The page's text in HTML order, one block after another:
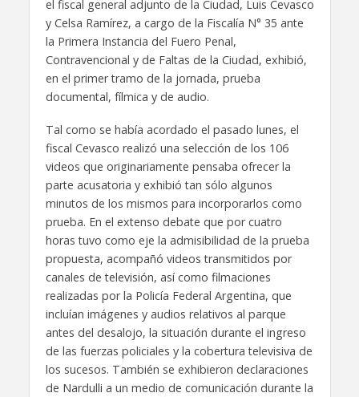
el fiscal general adjunto de la Ciudad, Luis Cevasco
y Celsa Ramírez, a cargo de la Fiscalía N° 35 ante
la Primera Instancia del Fuero Penal,
Contravencional y de Faltas de la Ciudad, exhibió,
en el primer tramo de la jornada, prueba
documental, fílmica y de audio.
Tal como se había acordado el pasado lunes, el
fiscal Cevasco realizó una selección de los 106
videos que originariamente pensaba ofrecer la
parte acusatoria y exhibió tan sólo algunos
minutos de los mismos para incorporarlos como
prueba. En el extenso debate que por cuatro
horas tuvo como eje la admisibilidad de la prueba
propuesta, acompañó videos transmitidos por
canales de televisión, así como filmaciones
realizadas por la Policía Federal Argentina, que
incluían imágenes y audios relativos al parque
antes del desalojo, la situación durante el ingreso
de las fuerzas policiales y la cobertura televisiva de
los sucesos. También se exhibieron declaraciones
de Nardulli a un medio de comunicación durante la